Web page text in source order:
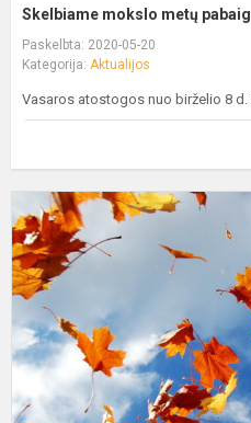
Skelbiame mokslo metų
Paskelbta: 2020-05-20
Kategorija: Aktualijos
Vasaros atostogos nuo birželio 8